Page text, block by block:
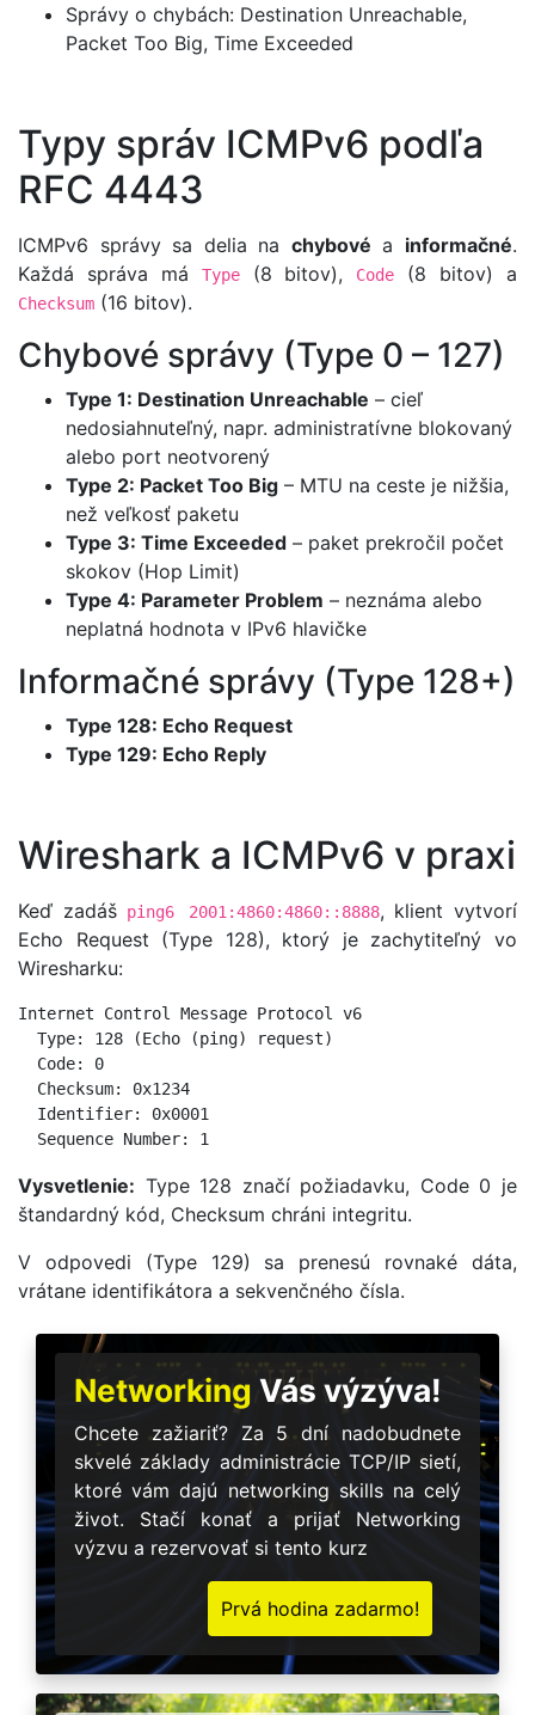
Správy o chybách: Destination Unreachable,
Packet Too Big, Time Exceeded
Typy správ ICMPv6 podľa
RFC 4443
ICMPv6 správy sa delia na chybové a informačné.
Každá správa má
Type(8 bitov), Code (8 bitov) a
Checksum (16 bitov).
Chybové správy (Type 0 – 127)
Type 1: Destination Unreachable – cieľ
nedosiahnuteľný, napr. administratívne blokovaný
alebo port neotvorený
Type 2: Packet Too Big – MTU na ceste je nižšia,
než veľkosť paketu
Type 3: Time Exceeded – paket prekročil počet
skokov (Hop Limit)
Type 4: Parameter Problem – neznáma alebo
neplatná hodnota v IPv6 hlavičke
Informačné správy (Type 128+)
Type 128: Echo Request
Type 129: Echo Reply
Wireshark a ICMPv6 v praxi
Keď zadáš ping6 2001:4860:4860::8888, klient vytvorí
Echo Request (Type 128), ktorý je zachytiteľný vo
Wiresharku:
Internet Control Message Protocol v6
  Type: 128 (Echo (ping) request)
  Code: 0
  Checksum: 0x1234
  Identifier: 0x0001
  Sequence Number: 1
Vysvetlenie: Type 128 značí požiadavku, Code 0 je
štandardný kód, Checksum chráni integritu.
V odpovedi (Type 129) sa prenesú rovnaké dáta,
vrátane identifikátora a sekvenčného čísla.
Networking Vás výzýva!
Chcete zažiariť? Za 5 dní nadobudnete
skvelé základy administrácie TCP/IP sietí,
ktoré vám dajú networking skills na celý
život. Stačí konať a prijať Networking
výzvu a rezervovať si tento kurz
Prvá hodina zadarmo!